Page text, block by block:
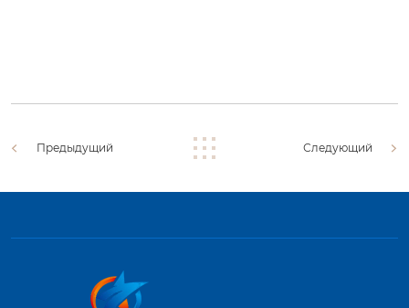
Предыдущий Следующий